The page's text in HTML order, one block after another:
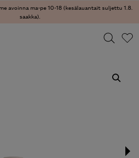
avoinna ma-pe 10-18 (kesälauantait suljettu 1.8.
saakka).